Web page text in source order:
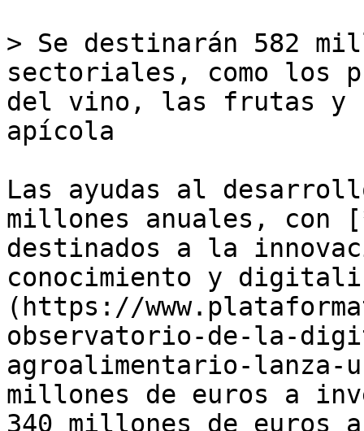
> Se destinarán 582
sectoriales, como los
del vino, las frutas y
apícola
Las ayudas al
millones anuales, con
destinados a la
conocimiento y
(https://
observatorio-de-la-
agroalimentario-lanza-
millones de euros a
340 millones de euros